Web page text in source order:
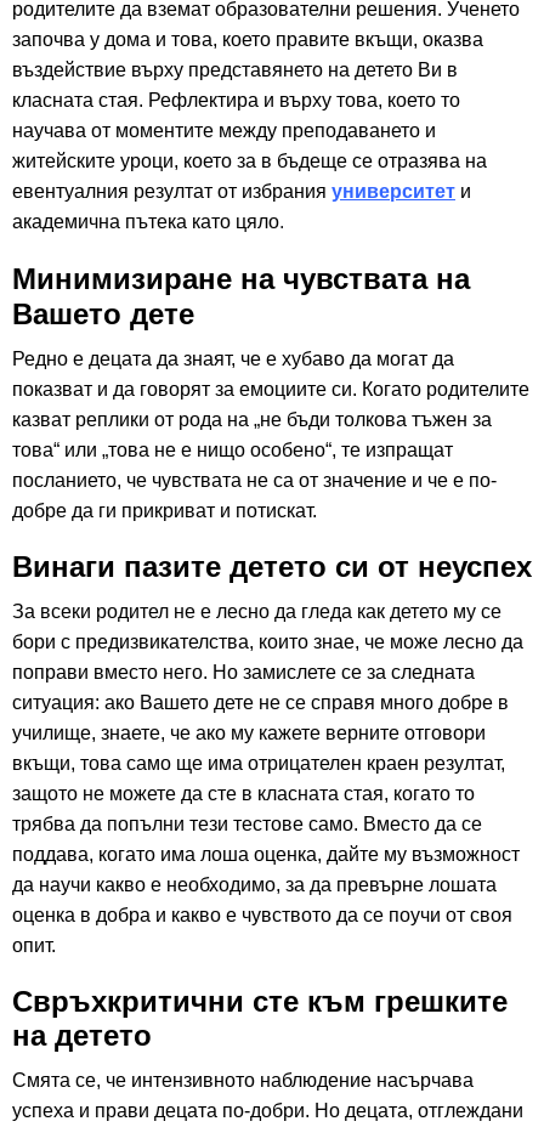
родителите да вземат образователни решения. Ученето
започва у дома и това, което правите вкъщи, оказва
въздействие върху представянето на детето Ви в
класната стая. Рефлектира и върху това, което то
научава от моментите между преподаването и
житейските уроци, което за в бъдеще се отразява на
евентуалния резултат от избрания университет и
академична пътека като цяло.
Минимизиране на чувствата на
Вашето дете
Редно е децата да знаят, че е хубаво да могат да
показват и да говорят за емоциите си. Когато родителите
казват реплики от рода на „не бъди толкова тъжен за
това“ или „това не е нищо особено“, те изпращат
посланието, че чувствата не са от значение и че е по-
добре да ги прикриват и потискат.
Винаги пазите детето си от неуспех
За всеки родител не е лесно да гледа как детето му се
бори с предизвикателства, които знае, че може лесно да
поправи вместо него. Но замислете се за следната
ситуация: ако Вашето дете не се справя много добре в
училище, знаете, че ако му кажете верните отговори
вкъщи, това само ще има отрицателен краен резултат,
защото не можете да сте в класната стая, когато то
трябва да попълни тези тестове само. Вместо да се
поддава, когато има лоша оценка, дайте му възможност
да научи какво е необходимо, за да превърне лошата
оценка в добра и какво е чувството да се поучи от своя
опит.
Свръхкритични сте към грешките
на детето
Смята се, че интензивното наблюдение насърчава
успеха и прави децата по-добри. Но децата, отглеждани